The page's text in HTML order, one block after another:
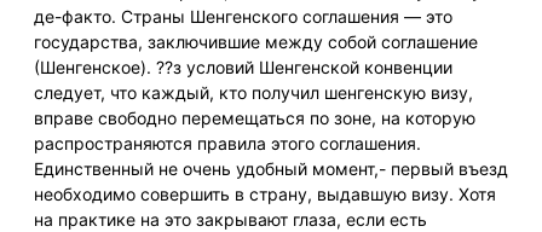
де-факто. Страны Шенгенского соглашения — это
государства, заключившие между собой соглашение
(Шенгенское). ??з условий Шенгенской конвенции
следует, что каждый, кто получил шенгенскую визу,
вправе свободно перемещаться по зоне, на которую
распространяются правила этого соглашения.
Единственный не очень удобный момент,- первый въезд
необходимо совершить в страну, выдавшую визу. Хотя
на практике на это закрывают глаза, если есть